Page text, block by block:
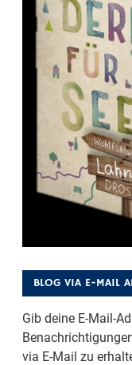
BLOG VIA E-MAIL
Gib deine E-Mail-
via E-Mail zu